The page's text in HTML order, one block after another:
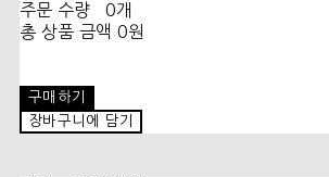
주문 수량
0개
총 상품 금액 0원
구매하기
장바구니에 담기